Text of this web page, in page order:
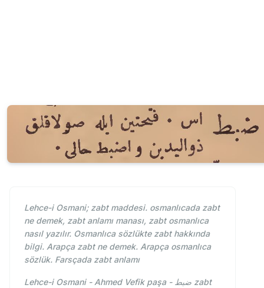
Lehce-i Osmani; zabt maddesi. osmanlıcada zabt
ne demek, zabt anlamı manası, zabt osmanlıca
nasıl yazılır. Osmanlıca sözlükte zabt hakkında
bilgi. Arapça zabt ne demek. Arapça osmanlıca
sözlük. Farsçada zabt anlamı
Lehce-i Osmani - Ahmed Vefik paşa - ضبط zabt